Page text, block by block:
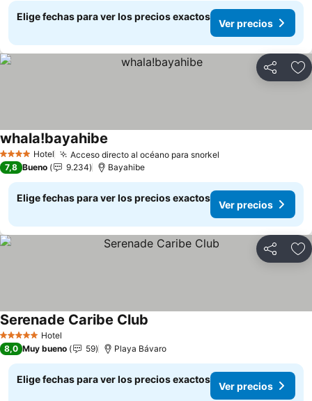
Elige fechas para ver los precios exactos
Ver precios
Compartir
4 EstrellasHotel Acceso directo al océano para snorkel
whala!bayahibe
7,8 Bueno 9.234 Bayahibe
Elige fechas para ver los precios exactos
Ver precios
Compartir
5 Estrellas Hotel
Serenade Caribe Club
8,0 Muy bueno 59 Playa Bávaro
Elige fechas para ver los precios exactos
Ver precios